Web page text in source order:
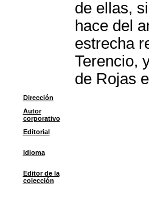
de ellas,
hace del
estrecha
Terencio,
de Rojas
Dirección
Autor
corporativo
Editorial
Idioma
Editor de la
colección